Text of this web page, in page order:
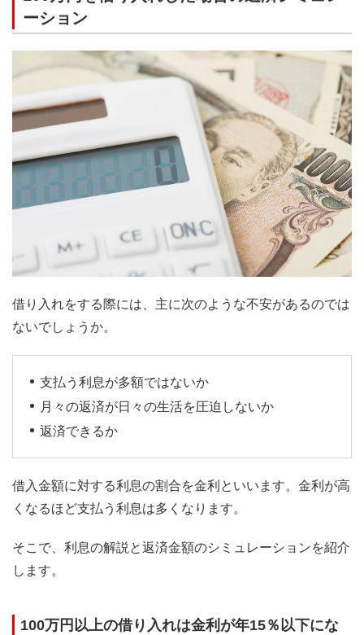
ーション
借り入れをする際には、主に次のような不安があるのでは
ないでしょうか。
支払う利息が多額ではないか
月々の返済が日々の生活を圧迫しないか
返済できるか
借入金額に対する利息の割合を金利といいます。金利が高
くなるほど支払う利息は多くなります。
そこで、利息の解説と返済金額のシミュレーションを紹介
します。
100万円以上の借り入れは金利が年15％以下にな